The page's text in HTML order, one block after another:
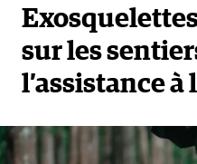
sur les
l’assistance à